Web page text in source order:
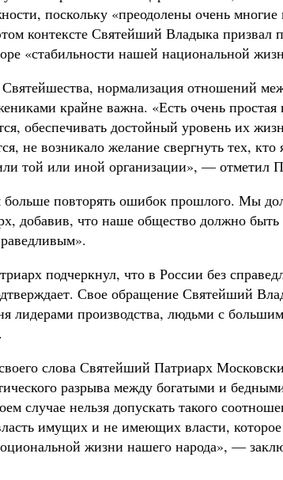
поскольку «преодолены очень
контексте Святейший Владыка призвал
«стабильности нашей национальной
нормализация отношений
крайне важна. «Есть очень
обеспечивать достойный уровень их
не возникало желание свергнуть тех, кто
той или иной организации», — отметил
повторять ошибок прошлого. Мы
добавив, что наше общество должно
подчеркнул, что в России без
Свое обращение Святейший
лидерами производства, людьми с
слова Святейший Патриарх
разрыва между богатыми и
случае нельзя допускать такого
имущих и не имеющих власти,
жизни нашего народа», —